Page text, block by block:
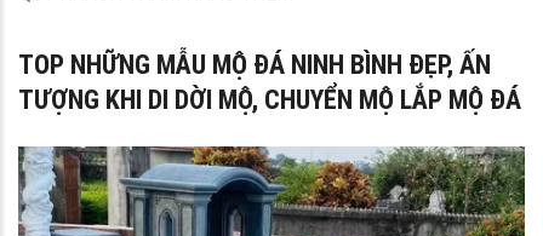
TOP NHỮNG MẪU MỘ ĐÁ NINH BÌNH ĐẸP, ẤN
TƯỢNG KHI DI DỜI MỘ, CHUYỂN MỘ LẮP MỘ ĐÁ